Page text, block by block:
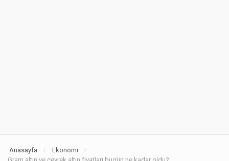
Anasayfa / Ekonomi /